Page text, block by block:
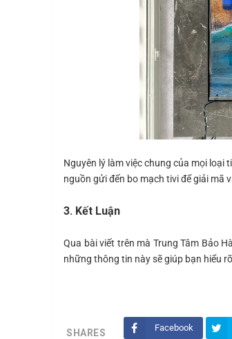
Nguyên lý làm việc chung của mọi loại
nguồn gửi đến bo mạch tivi để giải mã
3. Kết Luận
Qua bài viết trên mà Trung Tâm Bảo
những thông tin này sẽ giúp bạn hiểu
SHARES Facebook